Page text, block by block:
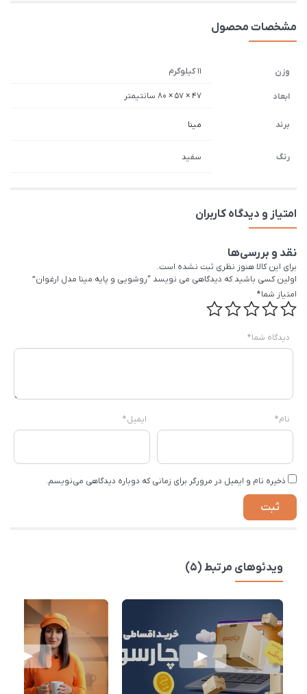
مشخصات محصول
وزن 11 کیلوگرم
ابعاد 47 × 57 × 80 سانتیمتر
برند مینا
رنگ سفید
امتیاز و دیدگاه کاربران
نقد و بررسی‌ها
برای این کالا هنوز نظری ثبت نشده است.
اولین کسی باشید که دیدگاهی می نویسد “روشویی و پایه مینا مدل ارغوان”
امتیاز شما*
دیدگاه شما*
نام* ایمیل*
ذخیره نام و ایمیل در مرورگر برای زمانی که دوباره دیدگاهی می‌نویسم.
ویدئوهای مرتبط (5)